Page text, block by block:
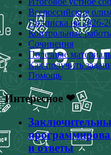
Всероссийские
Подписка на 2026-
Контрольные
Сочинения
Полезные
Как получить
Помощь
Интересное ❤
и ответы